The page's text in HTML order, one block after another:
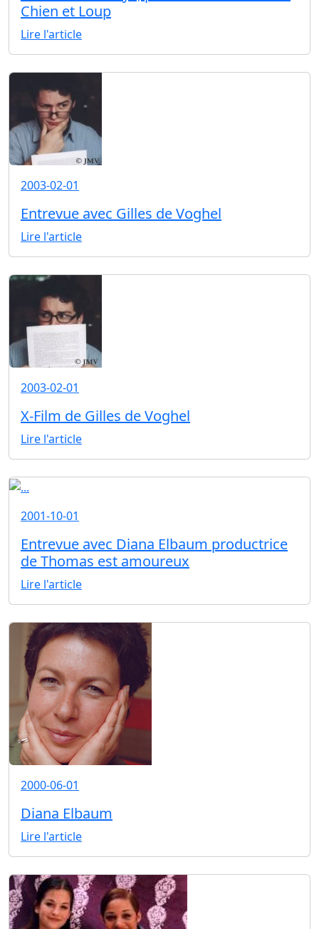
Chien et Loup
Lire l'article
2003-02-01
Entrevue avec Gilles de Voghel
Lire l'article
2003-02-01
X-Film de Gilles de Voghel
Lire l'article
2001-10-01
Entrevue avec Diana Elbaum productrice
de Thomas est amoureux
Lire l'article
2000-06-01
Diana Elbaum
Lire l'article